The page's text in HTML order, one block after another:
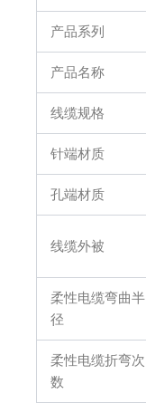
产品系列
产品名称
线缆规格
针端材质
孔端材质
线缆外被
柔性电缆弯曲半
径
柔性电缆折弯次
数